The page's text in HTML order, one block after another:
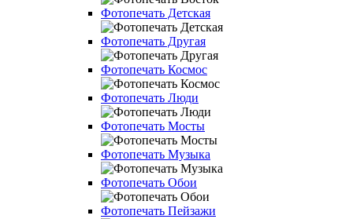
Фотопечать Детская
Фотопечать Другая
Фотопечать Космос
Фотопечать Люди
Фотопечать Мосты
Фотопечать Музыка
Фотопечать Обои
Фотопечать Пейзажи